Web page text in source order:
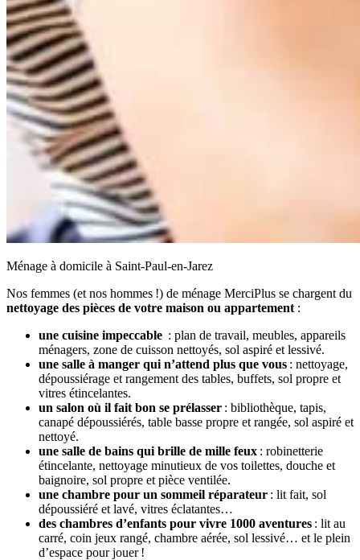
Ménage à domicile à Saint-Paul-en-Jarez
Nos femmes (et nos hommes !) de ménage MerciPlus se chargent du
nettoyage des pièces de votre maison ou appartement :
une cuisine impeccable : plan de travail, meubles, appareils
ménagers, zone de cuisson nettoyés, sol aspiré et lessivé.
une salle à manger qui n’attend plus que vous : nettoyage,
dépoussiérage et rangement des tables, buffets, sol propre et
vitres étincelantes.
un salon où il fait bon se prélasser : bibliothèque, tapis,
canapé dépoussiérés, table basse propre et rangée, sol aspiré et
nettoyé.
une salle de bains qui brille de mille feux : robinetterie
étincelante, nettoyage minutieux de vos toilettes, douche et
baignoire, sol propre et pièce ventilée.
une chambre pour un sommeil réparateur : lit fait, sol
dépoussiéré et lavé, vitres éclatantes…
des chambres d’enfants pour vivre 1000 aventures : lit au
carré, coin jeux rangé, chambre aérée, sol lessivé… et le plein
d’espace pour jouer !